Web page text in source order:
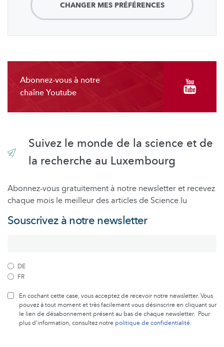
CHANGER MES PRÉFÉRENCES
Abonnez-vous à notre
chaîne Youtube
Suivez le monde de la science et de
la recherche au Luxembourg
Abonnez-vous gratuitement à notre newsletter et recevez
chaque mois le meilleur des articles de Science.lu
Souscrivez à notre newsletter
DE
FR
En cochant cette case, vous acceptez de recevoir notre newsletter. Vous
pouvez à tout moment et très facilement vous désinscrire en cliquant sur
le lien de désabonnement présent au bas de chaque newsletter. Pour
plus d’information, consultez notre politique de confidentialité.